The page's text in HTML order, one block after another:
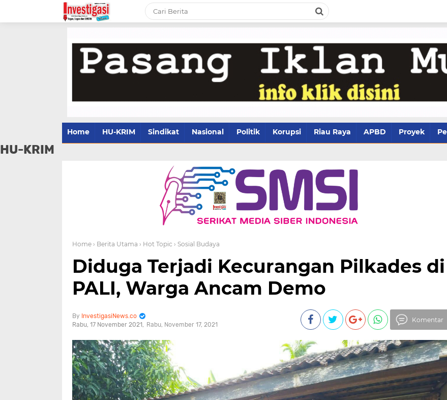
Home HU-KRIM Sindikat Nasional Politik Korupsi Riau Raya APBD Proyek
HU-KRIM
Home › Berita Utama › Hot Topic › Sosial Budaya
Diduga Terjadi Kecurangan Pilkades di
PALI, Warga Ancam Demo
InvestigasiNews.co
Rabu, 17 November 2021
Rabu, November 17, 2021
Komentar